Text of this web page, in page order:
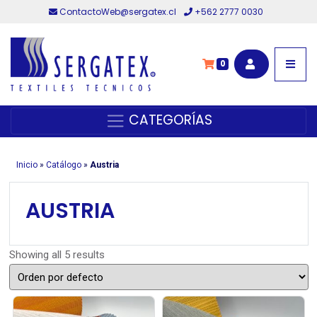
ContactoWeb@sergatex.cl +562 2777 0030
0
CATEGORÍAS
Inicio» Catálogo» Austria
AUSTRIA
Showing all 5 results